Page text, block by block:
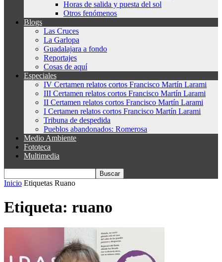
Horas de salida y puesta del sol
Otros fenómenos
Blogs
Las Cruces
La Garlopa
Guadalajara a fondo
Reportajes
Cosas de aquí
Especiales
IV Certamen relatos cortos Francisco Martín Larami
III Certamen relatos cortos Francisco Martín Larami
II Certamen relatos cortos Francisco Martín Larami
I Certamen relatos cortos Francisco Martín Larami
Tribuna de despedida
Pueblos abandonados: Romerosa
Medio Ambiente
Fototeca
Multimedia
Inicio Etiquetas Ruano
Etiqueta: ruano